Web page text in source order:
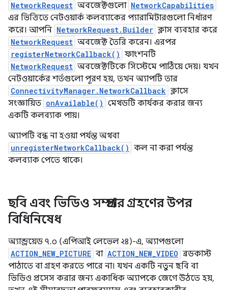
NetworkRequest অবজেক্টগুলো NetworkCapabilities
এর ভিত্তিতে নেটওয়ার্ক কলব্যাকের প্যারামিটারগুলো নির্ধারণ
করে। আপনি NetworkRequest.Builder ক্লাস ব্যবহার করে
NetworkRequest অবজেক্ট তৈরি করেন। এরপর
registerNetworkCallback() ফাংশনটি
NetworkRequest অবজেক্টটিকে সিস্টেমে পাঠিয়ে দেয়। যখন
নেটওয়ার্কের শর্তগুলো পূরণ হয়, তখন অ্যাপটি তার
ConnectivityManager.NetworkCallback ক্লাসে
সংজ্ঞায়িত onAvailable() মেথডটি কার্যকর করার জন্য
একটি কলব্যাক পায়।
অ্যাপটি বন্ধ না হওয়া পর্যন্ত অথবা
unregisterNetworkCallback() কল না করা পর্যন্ত
কলব্যাক পেতে থাকে।
ছবি এবং ভিডিও সম্প্রচার গ্রহণের উপর
বিধিনিষেধ
অ্যান্ড্রয়েড ৭.০ (এপিআই লেভেল ২৪)-এ, অ্যাপগুলো
ACTION_NEW_PICTURE বা ACTION_NEW_VIDEO ব্রডকাস্ট
পাঠাতে বা গ্রহণ করতে পারে না। যখন একটি নতুন ছবি বা
ভিডিও প্রসেস করার জন্য একাধিক অ্যাপকে জেগে উঠতে হয়,